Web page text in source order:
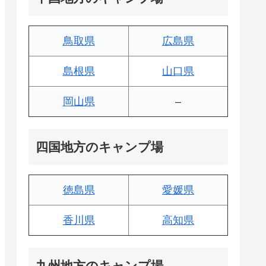
鳥取県 広島県
島根県 山口県
岡山県 –
四国地方のキャンプ場
徳島県 愛媛県
香川県 高知県